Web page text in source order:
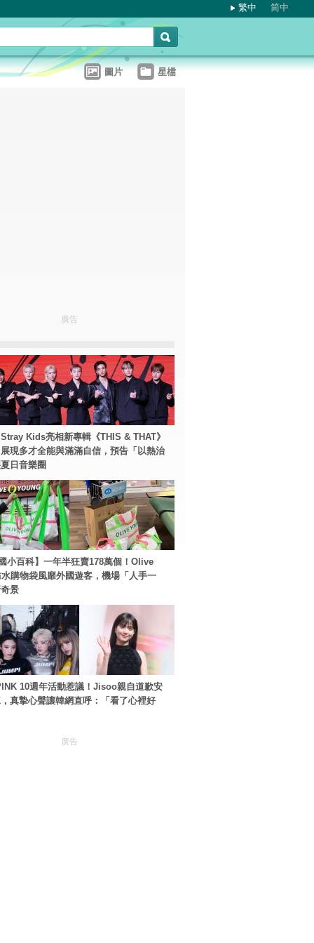
繁中 简中
圖片 星檔
廣告
Kids亮相新專輯《THIS & THAT》
現多才全能與滿滿自信，預告「以熱治
日音樂圈
小百科】一年半狂賣178萬個！Olive
購物袋風靡外國遊客，機場「人手一
景
10週年活動惹議！Jisoo親自道歉安
真摯心聲讓韓網直呼：「看了心裡好
廣告